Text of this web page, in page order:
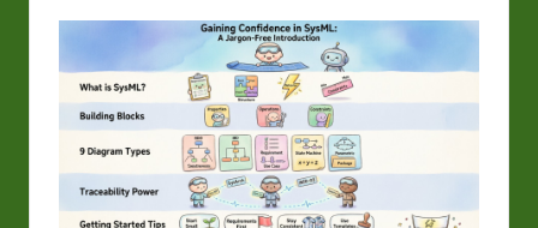
S
ft
w